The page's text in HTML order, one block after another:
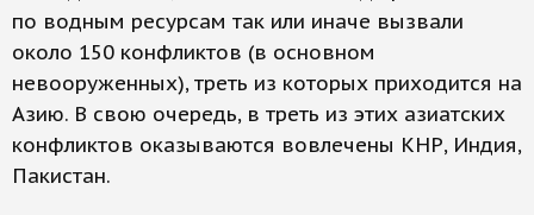
по водным ресурсам так или иначе вызвали
около 150 конфликтов (в основном
невооруженных), треть из которых приходится на
Азию. В свою очередь, в треть из этих азиатских
конфликтов оказываются вовлечены КНР, Индия,
Пакистан.